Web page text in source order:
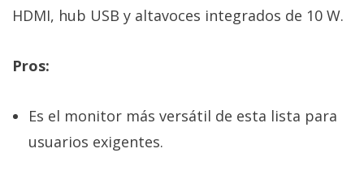
HDMI, hub USB y altavoces integrados de 10 W.
Pros:
Es el monitor más versátil de esta lista para
usuarios exigentes.